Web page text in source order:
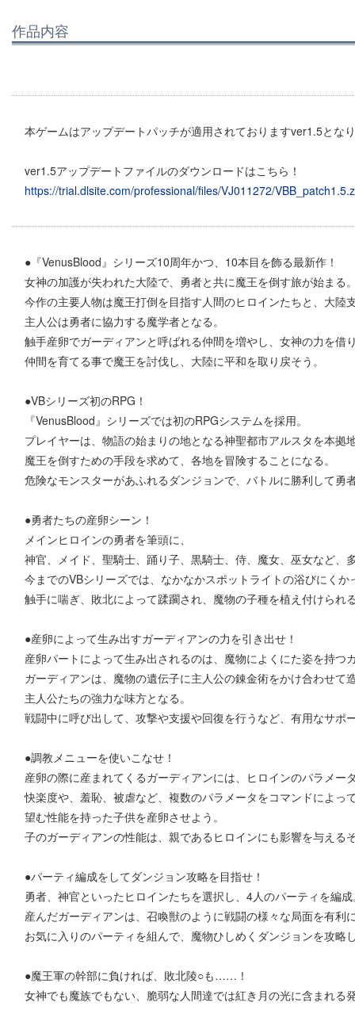
作品内容
本ゲームはアップデートパッチが適用されておりますver1.5とな
ver1.5アップデートファイルのダウンロードはこちら！
https://trial.dlsite.com/professional/files/VJ011272/
●『VenusBlood』シリーズ10周年かつ、10本目を飾る最新作！
女神の加護が失われた大陸で、勇者と共に魔王を倒す旅が始まる
今作の主要人物は魔王打倒を目指す人間のヒロインたちと、大陸
主人公は勇者に協力する魔学者となる。
触手産卵でガーディアンと呼ばれる仲間を増やし、女神の力を借
仲間を育てる事で魔王を討伐し、大陸に平和を取り戻そう。
●VBシリーズ初のRPG！
『VenusBlood』シリーズでは初のRPGシステムを採用。
プレイヤーは、物語の始まりの地となる神聖都市アルスタを本拠
魔王を倒すための手段を求めて、各地を冒険することになる。
危険なモンスターがあふれるダンジョンで、バトルに勝利して勇
●勇者たちの産卵シーン！
メインヒロインの勇者を筆頭に、
神官、メイド、聖騎士、踊り子、黒騎士、侍、魔女、巫女など、
今までのVBシリーズでは、なかなかスポットライトの浴びにく
触手に喘ぎ、敗北によって蹂躙され、魔物の子種を植え付けられ
●産卵によって生み出すガーディアンの力を引き出せ！
産卵パートによって生み出されるのは、魔物によくにた姿を持つ
ガーディアンは、魔物の遺伝子に主人公の錬金術をかけ合わせて
主人公たちの強力な味方となる。
戦闘中に呼び出して、攻撃や支援や回復を行うなど、有用なサポ
●調教メニューを使いこなせ！
産卵の際に産まれてくるガーディアンには、ヒロインのパラメー
快楽度や、羞恥、被虐など、複数のパラメータをコマンドによっ
望む性能を持った子供を産卵させよう。
子のガーディアンの性能は、親であるヒロインにも影響を与える
●パーティ編成をしてダンジョン攻略を目指せ！
勇者、神官といったヒロインたちを選択し、4人のパーティを編
産んだガーディアンは、召喚獣のように戦闘の様々な局面を有利
お気に入りのパーティを組んで、魔物ひしめくダンジョンを攻略
●魔王軍の幹部に負ければ、敗北陵○も……！
女神でも魔族でもない、脆弱な人間達では紅き月の光に含まれる